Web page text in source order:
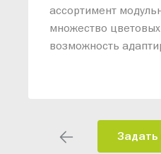
ассортимент
множество
возможность
помещения и личные
Благодаря
Задать